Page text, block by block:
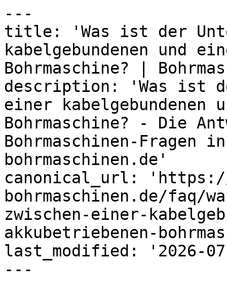
---
title: 'Was ist der
kabelgebundenen und
Bohrmaschine? |
description: 'Was ist
einer kabelgebundenen
Bohrmaschine? - Die
Bohrmaschinen-Fragen
bohrmaschinen.de'
canonical_url: 'https://
bohrmaschinen.de/faq/
zwischen-einer-
akkubetriebenen-
last_modified: '2026-
---